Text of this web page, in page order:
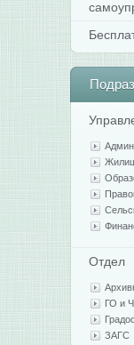
Отдел
ГО и
ЗАГС